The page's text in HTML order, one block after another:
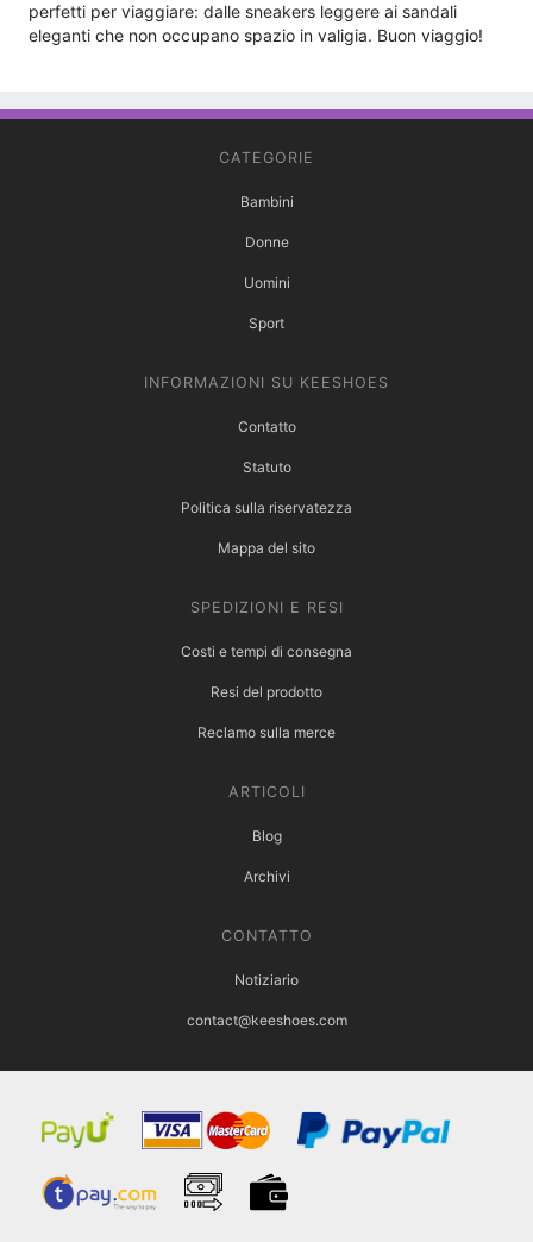
perfetti per viaggiare: dalle sneakers leggere ai sandali
eleganti che non occupano spazio in valigia. Buon viaggio!
CATEGORIE
Bambini
Donne
Uomini
Sport
INFORMAZIONI SU KEESHOES
Contatto
Statuto
Politica sulla riservatezza
Mappa del sito
SPEDIZIONI E RESI
Costi e tempi di consegna
Resi del prodotto
Reclamo sulla merce
ARTICOLI
Blog
Archivi
CONTATTO
Notiziario
contact@keeshoes.com